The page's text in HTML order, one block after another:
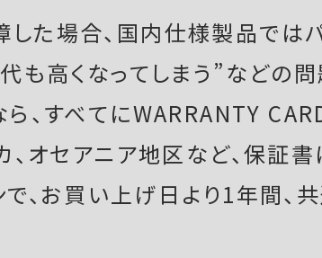
た場合、国内仕様製品では
も高くなってしまう”などの問
、すべてにWARRANTY
、オセアニア地区など、保
、お買い上げ日より1年間、